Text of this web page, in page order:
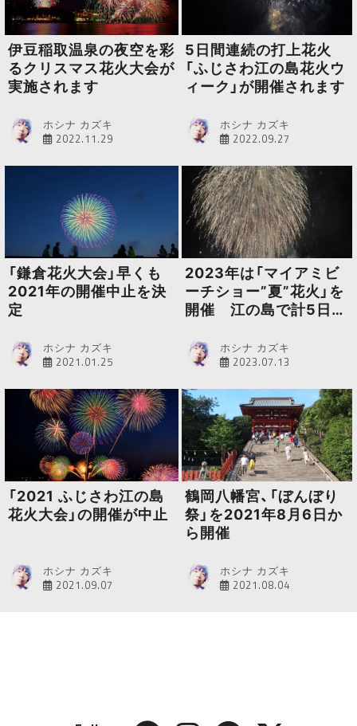
伊豆稲取温泉の夜空を彩
るクリスマス花火大会が
実施されます
ホシナ カズキ
2022.11.29
5日間連続の打上花火
「ふじさわ江の島花火ウ
ィーク」が開催されます
ホシナ カズキ
2022.09.27
「鎌倉花火大会」早くも
2021年の開催中止を決
定
ホシナ カズキ
2021.01.25
2023年は「マイアミビ
ーチショー”夏”花火」を
開催 江の島で計5日間
ホシナ カズキ
2023.07.13
「2021 ふじさわ江の島
花火大会」の開催が中止
ホシナ カズキ
2021.09.07
鶴岡八幡宮、「ぼんぼり
祭」を2021年8月6日か
ら開催
ホシナ カズキ
2021.08.04